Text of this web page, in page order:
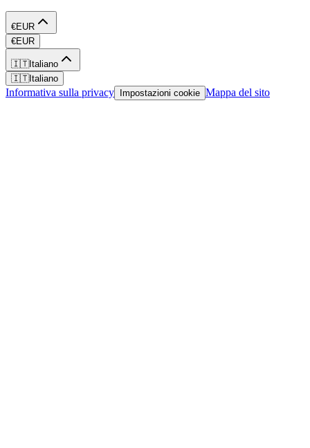
€EUR
€EUR
🇮🇹Italiano
🇮🇹Italiano
Informativa sulla privacy Impostazioni cookie Mappa del sito